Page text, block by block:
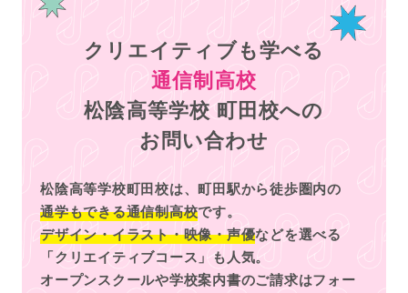
クリエイティブも学べる
通信制高校
松陰高等学校 町田校への
お問い合わせ
松陰高等学校町田校は、町田駅から徒歩圏内の
通学もできる通信制高校です。
デザイン・イラスト・映像・声優などを選べる
「クリエイティブコース」も人気。
オープンスクールや学校案内書のご請求はフォー